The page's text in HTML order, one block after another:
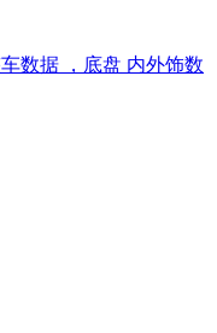
数据 ，底盘 内外饰数